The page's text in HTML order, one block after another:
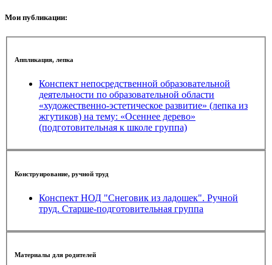
Мои публикации:
Аппликация, лепка
Конспект непосредственной образовательной
деятельности по образовательной области
«художественно-эстетическое развитие» (лепка из
жгутиков) на тему: «Осеннее дерево»
(подготовительная к школе группа)
Конструирование, ручной труд
Конспект НОД "Снеговик из ладошек". Ручной
труд. Старше-подготовительная группа
Материалы для родителей